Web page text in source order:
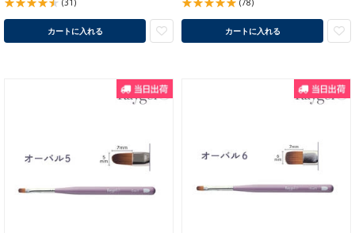
(31)
カートに入れる
(78)
カートに入れる